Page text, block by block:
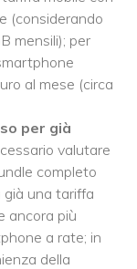
(considerando
mensili); per
al mese (circa
per già
valutare
completo
già una tariffa
ancora più
a rate; in
della